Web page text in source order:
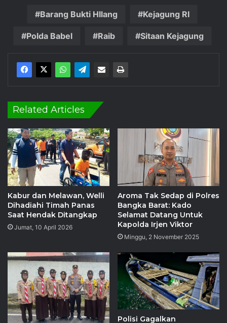
Barang Bukti HIlang Kejagung RI
Polda Babel Raib Sitaan Kejagung
Related Articles
Kabur dan Melawan, Welli
Dihadiahi Timah Panas
Saat Hendak Ditangkap
Jumat, 10 April 2026
Aroma Tak Sedap di Polres
Bangka Barat: Kado
Selamat Datang Untuk
Kapolda Irjen Viktor
Minggu, 2 November 2025
Polisi Gagalkan